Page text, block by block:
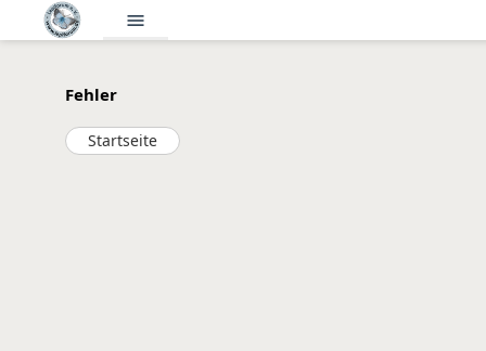
menu
Fehler
Startseite